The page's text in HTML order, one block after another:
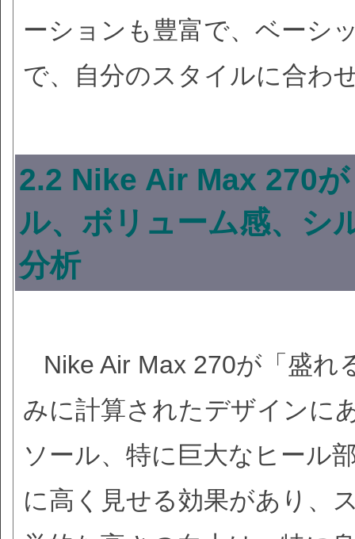
ーションも豊富で、ベーシ
で、自分のスタイルに合わ
2.2 Nike Air Max 270
ル、ボリューム感、シ
分析
Nike Air Max 270が「盛れ
みに計算されたデザインに
ソール、特に巨大なヒール
に高く見せる効果があり、